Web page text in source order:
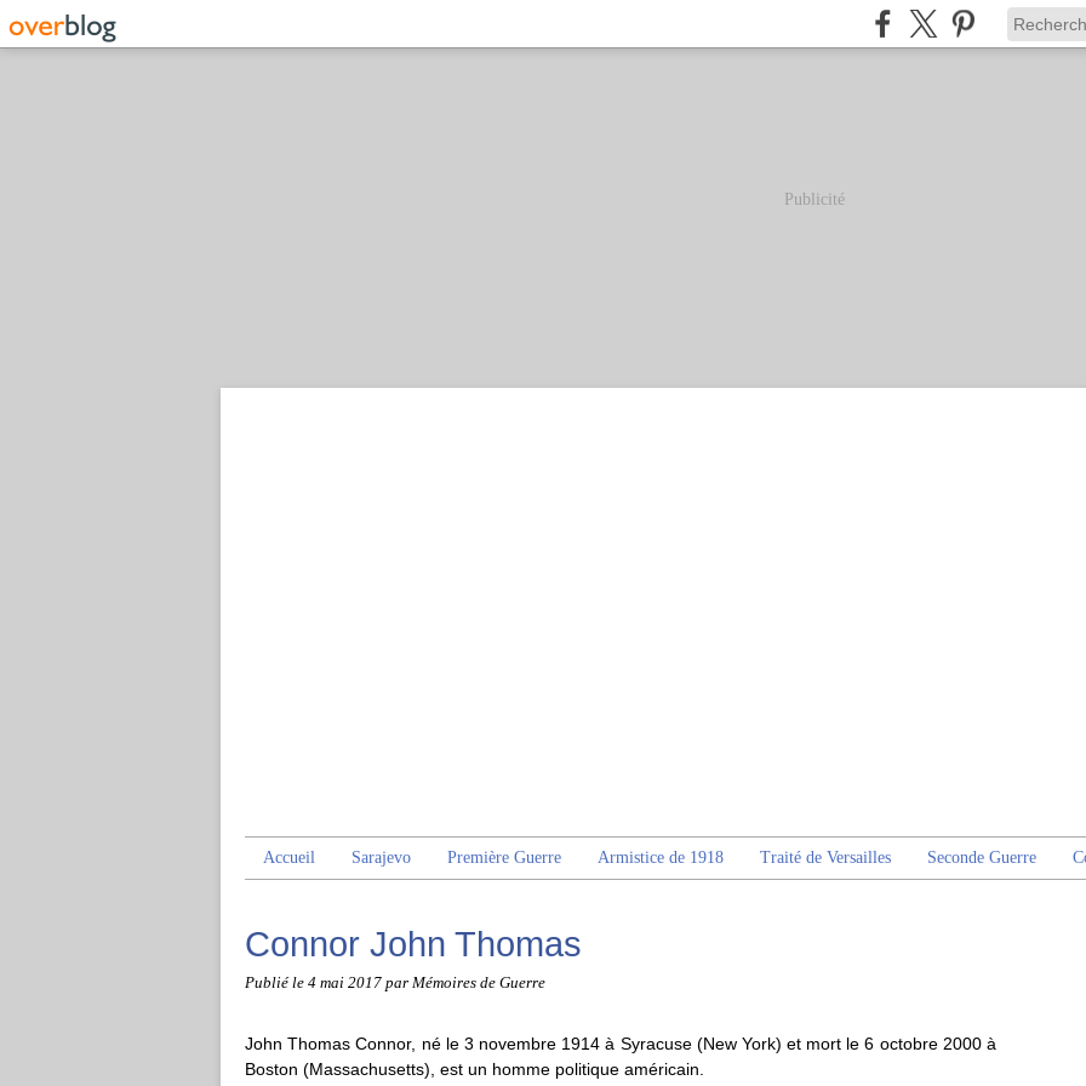
Publicité
Accueil Sarajevo Première Guerre Armistice de 1918 Traité de Versailles Seconde Guerre
Connor John Thomas
Publié le 4 mai 2017 par Mémoires de Guerre
John Thomas Connor, né le 3 novembre 1914 à Syracuse (New York) et mort le 6 octobre 2000 à
Boston (Massachusetts), est un homme politique américain.